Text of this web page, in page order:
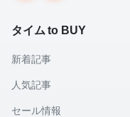
タイム to BUY
新着記事
人気記事
セール情報